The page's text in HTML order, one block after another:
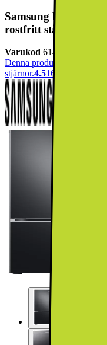
Samsung
rostfritt stål)
Varukod 614567
Denna produkt har blivit
stjärnor.4.5169